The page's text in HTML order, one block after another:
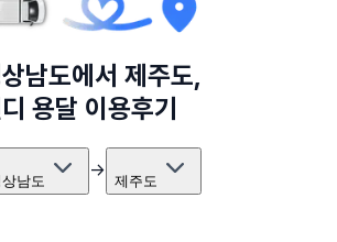
남도에서 제주도,
용달 이용후기
남도 → 제주도